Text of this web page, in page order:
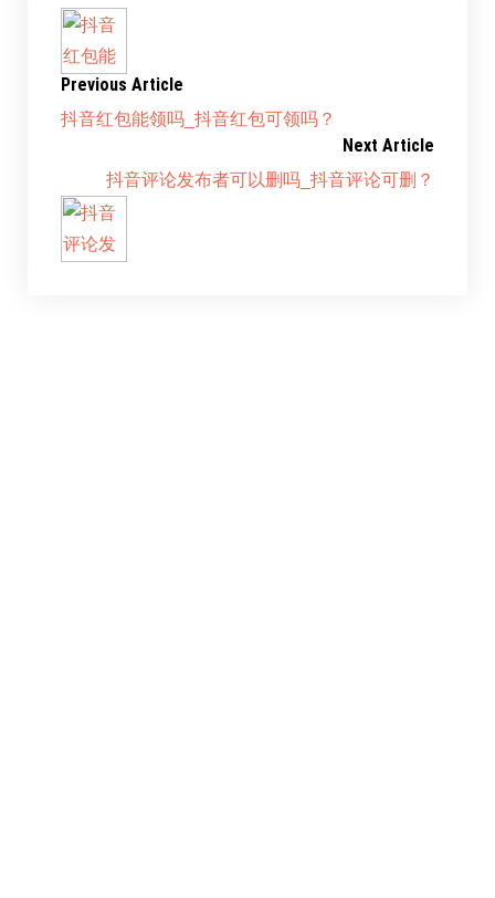
Previous Article
抖音红包能领吗_抖音红包可领吗？
Next Article
抖音评论发布者可以删吗_抖音评论可删？